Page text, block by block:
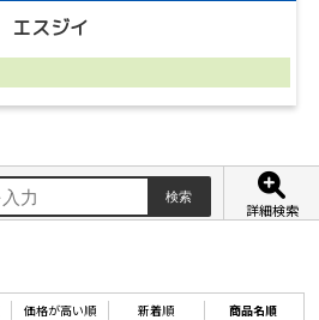
エスジイ
詳細検索
価格が高い順 新着順 商品名順